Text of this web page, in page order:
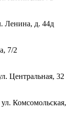
Ленина, д. 44д
7/2
Центральная, 32
Комсомольская,